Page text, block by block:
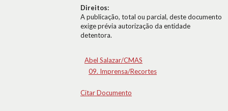
Direitos:
A publicação, total ou parcial, deste documento
exige prévia autorização da entidade
detentora.
Abel Salazar/CMAS
09. Imprensa/Recortes
Citar Documento